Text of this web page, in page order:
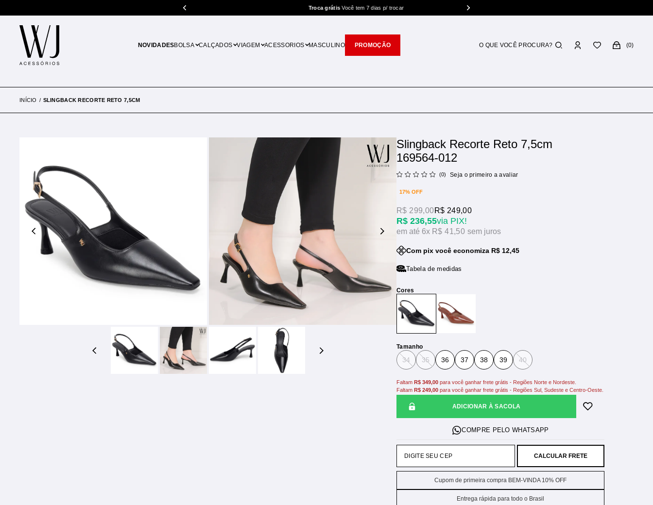
Troca grátisVocê tem 7 dias p/ trocar
NOVIDADESBOLSA CALÇADOS VIAGEM ACESSORIOS MASCULINO PROMOÇÃO 0
INÍCIO SLINGBACK RECORTE RETO 7,5CM
Slingback Recorte Reto 7,5cm
169564-012
(0) Seja o primeiro a avaliar
17% OFF
R$ 236,55via PIX!
R$ 299,00R$ 249,00
6x R$ 41,50 sem juros
Com pix você economiza R$ 12,45
Tabela de medidas
Tamanho
34 35 36 37 38 39 40
ADICIONAR À SACOLA
Faltam R$ 349,00 para você ganhar frete grátis - Regiões Norte e Nordeste.
Faltam R$ 249,00 para você ganhar frete grátis - Regiões Sul, Sudeste e Centro-Oeste.
CALCULAR FRETE
Cupom de primeira compra BEM-VINDA 10% OFF
Entrega rápida para todo o Brasil